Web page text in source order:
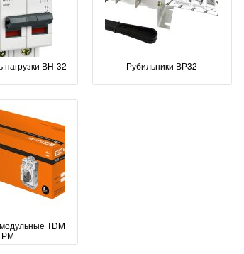
нагрузки ВН-32 Рубильники ВР32
TDM
РМ